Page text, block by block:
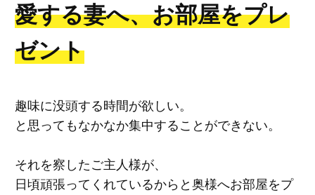
愛する妻へ、お部屋をプレ
ゼント
趣味に没頭する時間が欲しい。
と思ってもなかなか集中することができない。
それを察したご主人様が、
日頃頑張ってくれているからと奥様へお部屋をプ